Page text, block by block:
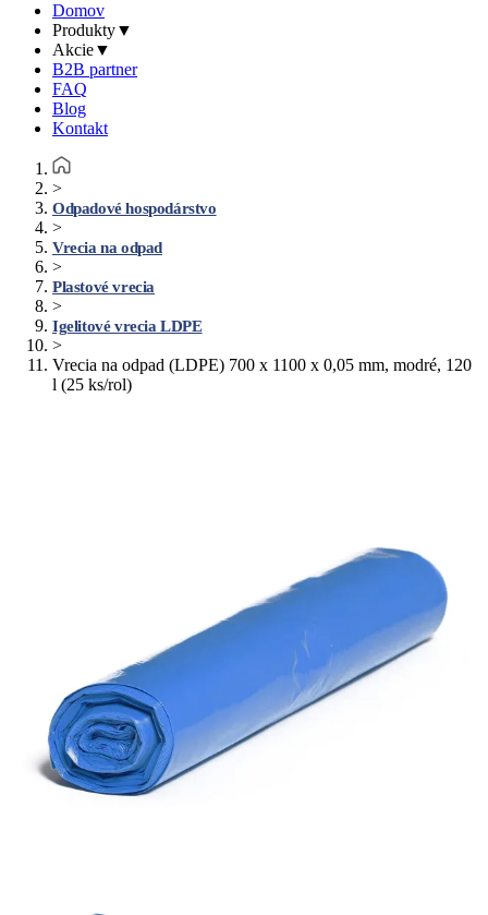
Domov
Produkty▼
Akcie▼
B2B partner
FAQ
Blog
Kontakt
>
Odpadové hospodárstvo
>
Vrecia na odpad
>
Plastové vrecia
>
Igelitové vrecia LDPE
>
Vrecia na odpad (LDPE) 700 x 1100 x 0,05 mm, modré, 120
l (25 ks/rol)